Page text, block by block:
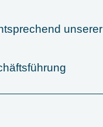
unserer